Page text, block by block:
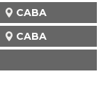
CABA
CABA